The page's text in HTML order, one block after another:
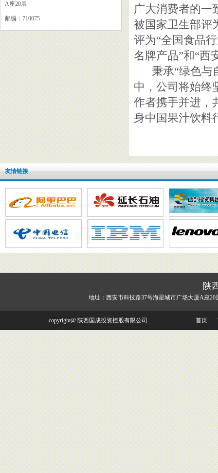
A座20层
邮编：710075
广大消费者的一
被国家卫生部评
评为“全国食品
名牌产品”和“西
秉承“绿色与
中，公司将始终
作者携手并进，
身中国果汁饮料
友情链接
陕
地址：西安市科技路37号海星城市广场大厦A座
copyright@ 陕西国成投资控股有限公司 首页